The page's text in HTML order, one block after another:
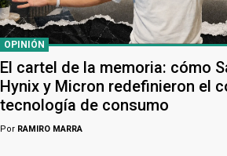
OPINIÓN
El cartel de la memoria: cómo
Hynix y Micron redefinieron el
tecnología de consumo
Por RAMIRO MARRA